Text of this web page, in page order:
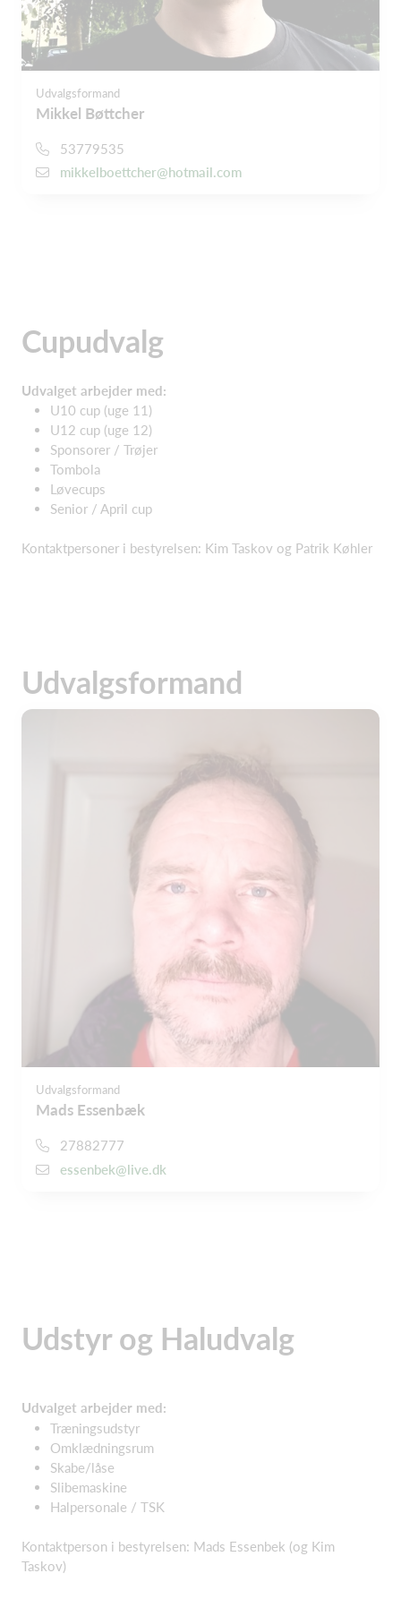
Udvalgsformand
Mikkel Bøttcher
53779535
mikkelboettcher@hotmail.com
Cupudvalg
Udvalget arbejder med:​
U10 cup (uge 11)​
U12 cup (uge 12)​
Sponsorer / Trøjer​
Tombola​
Løvecups​
Senior / April cup
Kontaktpersoner i bestyrelsen: Kim Taskov og Patrik Køhler
Udvalgsformand
Udvalgsformand
Mads Essenbæk
27882777
essenbek@live.dk
Udstyr og Haludvalg
Udvalget arbejder med:
Træningsudstyr​
Omklædningsrum​
Skabe/låse​
Slibemaskine​
Halpersonale / TSK
Kontaktperson i bestyrelsen: Mads Essenbek (og Kim
Taskov)